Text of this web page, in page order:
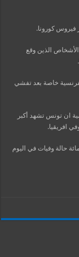
فيروس كورونا.
الذين وقع
خاصة بعد تفشي
ان تونس تشهد أكبر
افريقيا.
حالة وفيات في اليوم